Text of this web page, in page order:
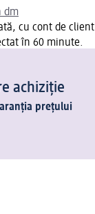
dm
cu cont de client
în 60 minute.
achiziție
prețului